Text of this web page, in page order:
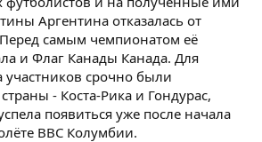
Аргентина отказалась от
самым чемпионатом её
и Флаг Канады Канада. Для
участников срочно были
- Коста-Рика и Гондурас,
появиться уже после начала
ВВС Колумбии.